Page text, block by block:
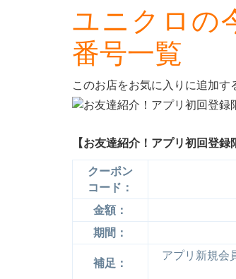
ユニクロの
番号一覧
このお店をお気に入りに追加す
【お友達紹介！アプリ初回登
クーポン
コード：
金額：
期間：
補足：
アプリ新規会